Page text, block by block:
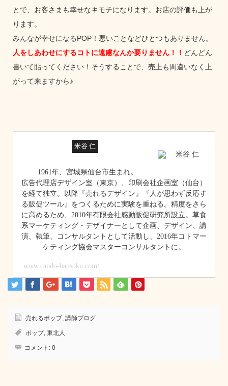
とで、お客さまも幸せなキモチになります。お店の評価も上が
ります。
みんなが幸せになるPOP！悪いことなどひとつもありません。
人をしあわせにするコトに遠慮なんか要りません！！ どんどん
書いて貼ってください！そうすることで、売上も間違いなく上
がって来ますから♪
米谷 仁
1961年、宮城県仙台市生まれ。
広告代理店デザイン室（東京）、印刷会社企画室（仙台）
を経て独立。以降『売れるデザイン』『人が思わず反応す
る販促ツール』をつくるために実験を重ねる。精度をさら
に高めるため、2010年有限会社感動販促研究所設立。草食
系マーケティング・デザイナーとして企画、デザイン、講
演、執筆、コンサルタントとして活動し、2016年コトマー
ケティング協会マスターコンサルタントに。
www.cando-hansoku.com/
売れるポップ, 講師ブログ
ポップ, 東北人
コメント: 0